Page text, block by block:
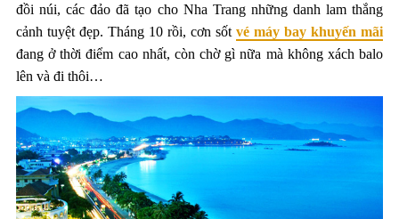
đồi núi, các đảo đã tạo cho Nha Trang những danh lam thắng
cảnh tuyệt đẹp. Tháng 10 rồi, cơn sốt vé máy bay khuyến mãi
đang ở thời điểm cao nhất, còn chờ gì nữa mà không xách balo
lên và đi thôi…